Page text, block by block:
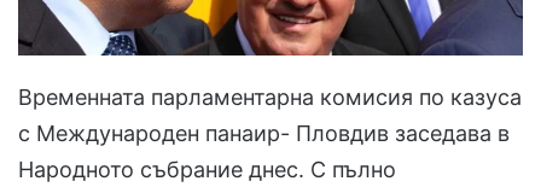
Временната парламентарна комисия по казуса
с Международен панаир- Пловдив заседава в
Народното събрание днес. С пълно